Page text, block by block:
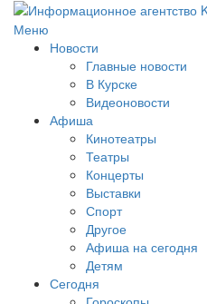
Меню
Новости
Главные новости
В Курске
Видеоновости
Афиша
Кинотеатры
Театры
Концерты
Выставки
Спорт
Другое
Афиша на сегодня
Детям
Сегодня